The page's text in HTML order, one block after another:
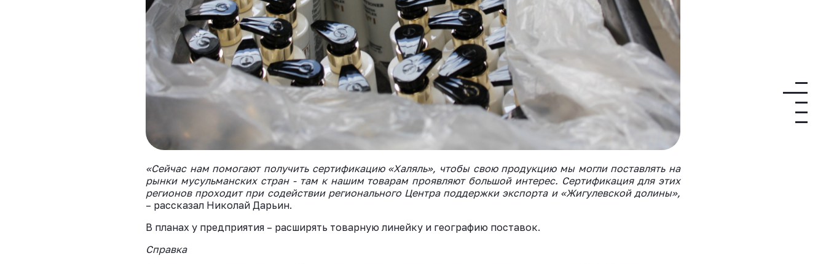
«Сейчас нам помогают получить сертификацию «Халяль», чтобы свою продукцию мы могли поставлять на
рынки мусульманских стран - там к нашим товарам проявляют большой интерес. Сертификация для этих
регионов проходит при содействии регионального Центра поддержки экспорта и «Жигулевской долины»,
– рассказал Николай Дарьин.
В планах у предприятия – расширять товарную линейку и географию поставок.
Справка